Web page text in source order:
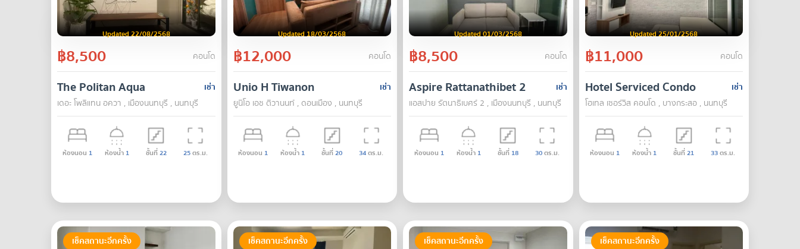
Updated 22/08/2568
฿8,500 คอนโด
เช่า
The Politan Aqua
เดอะ โพลิแทน อควา , เมืองนนทบุรี , นนทบุรี
ห้องนอน 1 ห้องน้ำ 1 ชั้นที่22 25ตร.ม.
Updated 18/03/2568
฿12,000 คอนโด
เช่า
Unio H Tiwanon
ยูนิโอ เอช ติวานนท์ , ดอนเมือง , นนทบุรี
ห้องนอน 1 ห้องน้ำ 1 ชั้นที่20 34ตร.ม.
Updated 01/03/2568
฿8,500 คอนโด
เช่า
Aspire Rattanathibet 2
แอสปาย รัตนาธิเบศร์ 2 , เมืองนนทบุรี , นนทบุรี
ห้องนอน 1 ห้องน้ำ 1 ชั้นที่ 18 30ตร.ม.
Updated 25/01/2568
฿11,000 คอนโด
เช่า
Hotel Serviced Condo
โฮเทล เซอร์วิส คอนโด , บางกระสอ , นนทบุรี
ห้องนอน 1 ห้องน้ำ 1 ชั้นที่21 33ตร.ม.
เช็คสถานะอีกครั้ง เช็คสถานะอีกครั้ง เช็คสถานะอีกครั้ง เช็คสถานะอีกครั้ง